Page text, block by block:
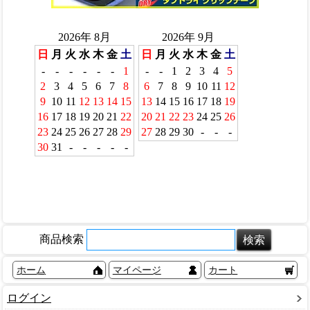
商品検索
ホーム マイページ カート
ログイン